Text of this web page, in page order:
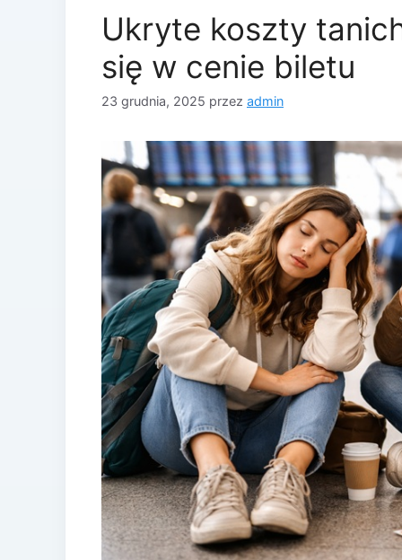
Ukryte koszty
się w cenie biletu
23 grudnia, 2025 przez admin